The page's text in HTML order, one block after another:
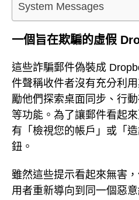
System Messages
一個旨在欺騙的虛假
這些詐騙郵件偽裝成
件聲稱收件者沒有充分利
勵他們探索桌面同步、行
等功能。為了讓郵件看起
有「檢視您的帳戶」或「
鈕。
雖然這些提示看起來無害
用者重新導向到同一個惡